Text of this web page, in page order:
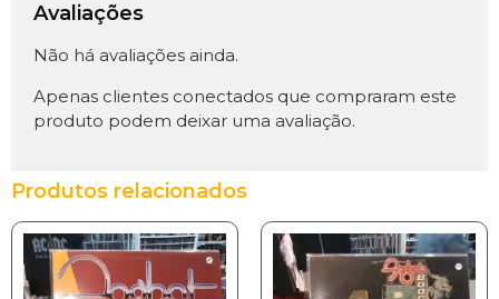
Avaliações
Não há avaliações ainda.
Apenas clientes conectados que compraram este
produto podem deixar uma avaliação.
Produtos relacionados